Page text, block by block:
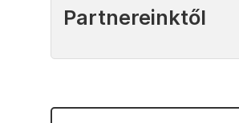
Partnereinktől